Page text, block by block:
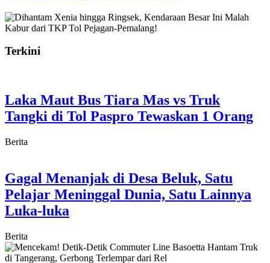
Terkini
Laka Maut Bus Tiara Mas vs Truk
Tangki di Tol Paspro Tewaskan 1 Orang
Berita
Gagal Menanjak di Desa Beluk, Satu
Pelajar Meninggal Dunia, Satu Lainnya
Luka-luka
Berita